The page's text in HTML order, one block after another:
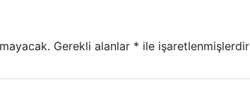
Gerekli alanlar * ile işaretlenmişlerdir